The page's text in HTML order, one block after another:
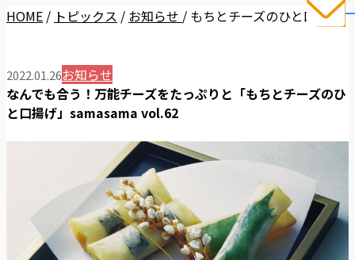
HOME / トピックス / お知らせ / もちとチーズのひと口揚げ
2022.01.26お知らせ
なんでも合う！万能チーズをたっぷりと「もちとチーズのひ
と口揚げ」samasama vol.62